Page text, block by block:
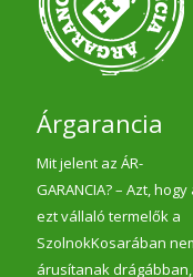
Árgarancia
Mit jelent az ÁR-
GARANCIA? – Azt, hogy
ezt vállaló termelők a
SzolnokKosarában
árusítanak drágábban,